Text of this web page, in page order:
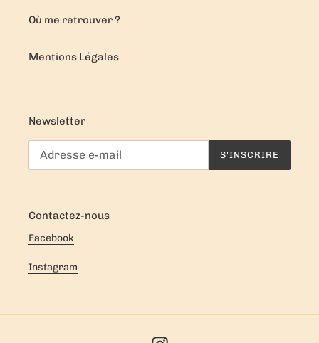
Où me retrouver ?
Mentions Légales
Newsletter
S'INSCRIRE
Contactez-nous
Facebook
Instagram